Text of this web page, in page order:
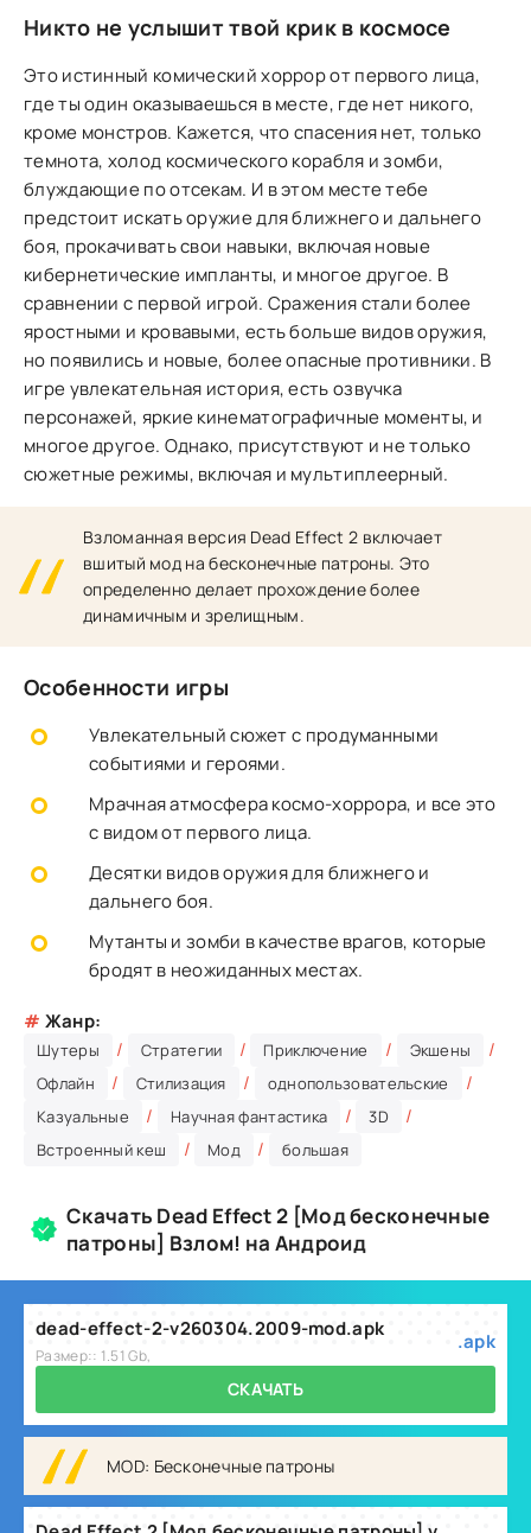
Никто не услышит твой крик в космосе
Это истинный комический хоррор от первого лица,
где ты один оказываешься в месте, где нет никого,
кроме монстров. Кажется, что спасения нет, только
темнота, холод космического корабля и зомби,
блуждающие по отсекам. И в этом месте тебе
предстоит искать оружие для ближнего и дальнего
боя, прокачивать свои навыки, включая новые
кибернетические импланты, и многое другое. В
сравнении с первой игрой. Сражения стали более
яростными и кровавыми, есть больше видов оружия,
но появились и новые, более опасные противники. В
игре увлекательная история, есть озвучка
персонажей, яркие кинематографичные моменты, и
многое другое. Однако, присутствуют и не только
сюжетные режимы, включая и мультиплеерный.
Взломанная версия Dead Effect 2 включает
вшитый мод на бесконечные патроны. Это
определенно делает прохождение более
динамичным и зрелищным.
Особенности игры
Увлекательный сюжет с продуманными
событиями и героями.
Мрачная атмосфера космо-хоррора, и все это
с видом от первого лица.
Десятки видов оружия для ближнего и
дальнего боя.
Мутанты и зомби в качестве врагов, которые
бродят в неожиданных местах.
# Жанр:
Шутеры / Стратегии / Приключение / Экшены /
Офлайн / Стилизация / однопользовательские /
Казуальные / Научная фантастика / 3D /
Встроенный кеш / Мод / большая
Скачать Dead Effect 2 [Мод бесконечные
патроны] Взлом! на Андроид
dead-effect-2-v260304.2009-mod.apk
Размер:: 1.51 Gb,
.apk
СКАЧАТЬ
MOD: Бесконечные патроны